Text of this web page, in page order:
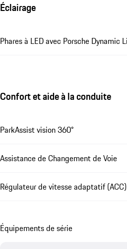
Éclairage
Phares à LED avec Porsche Dynamic
Confort et aide à la conduite
ParkAssist vision 360°
Assistance de Changement de Voie
Régulateur de vitesse adaptatif (ACC)
Équipements de série